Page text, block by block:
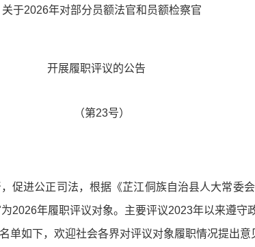
关于2026年对部分员额法官和员额检察官
开展履职评议的公告
（第23号）
促进公正司法，根据《芷江侗族自治县人大常委
2026年履职评议对象。主要评议2023年以来遵守
单如下，欢迎社会各界对评议对象履职情况提出意